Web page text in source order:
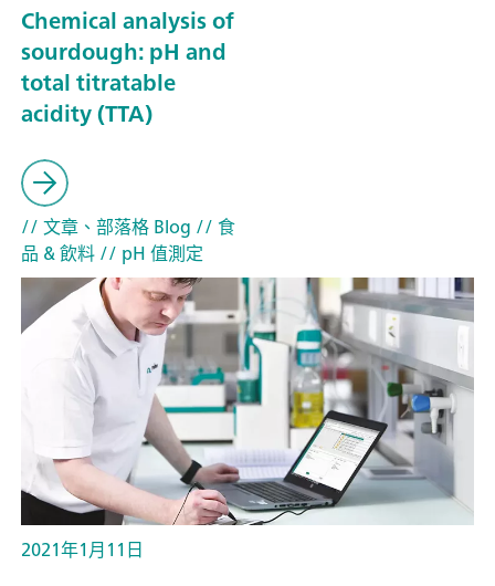
Chemical analysis of
sourdough: pH and
total titratable
acidity (TTA)
// 文章、部落格 Blog // 食
品 & 飲料// pH 值測定
2021年1月11日